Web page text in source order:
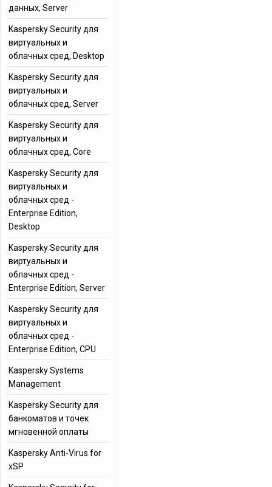
данных, Server
Kaspersky Security для
виртуальных и
облачных сред, Desktop
Kaspersky Security для
виртуальных и
облачных сред, Server
Kaspersky Security для
виртуальных и
облачных сред, Core
Kaspersky Security для
виртуальных и
облачных сред -
Enterprise Edition,
Desktop
Kaspersky Security для
виртуальных и
облачных сред -
Enterprise Edition, Server
Kaspersky Security для
виртуальных и
облачных сред -
Enterprise Edition, CPU
Kaspersky Systems
Management
Kaspersky Security для
банкоматов и точек
мгновенной оплаты
Kaspersky Anti-Virus for
xSP